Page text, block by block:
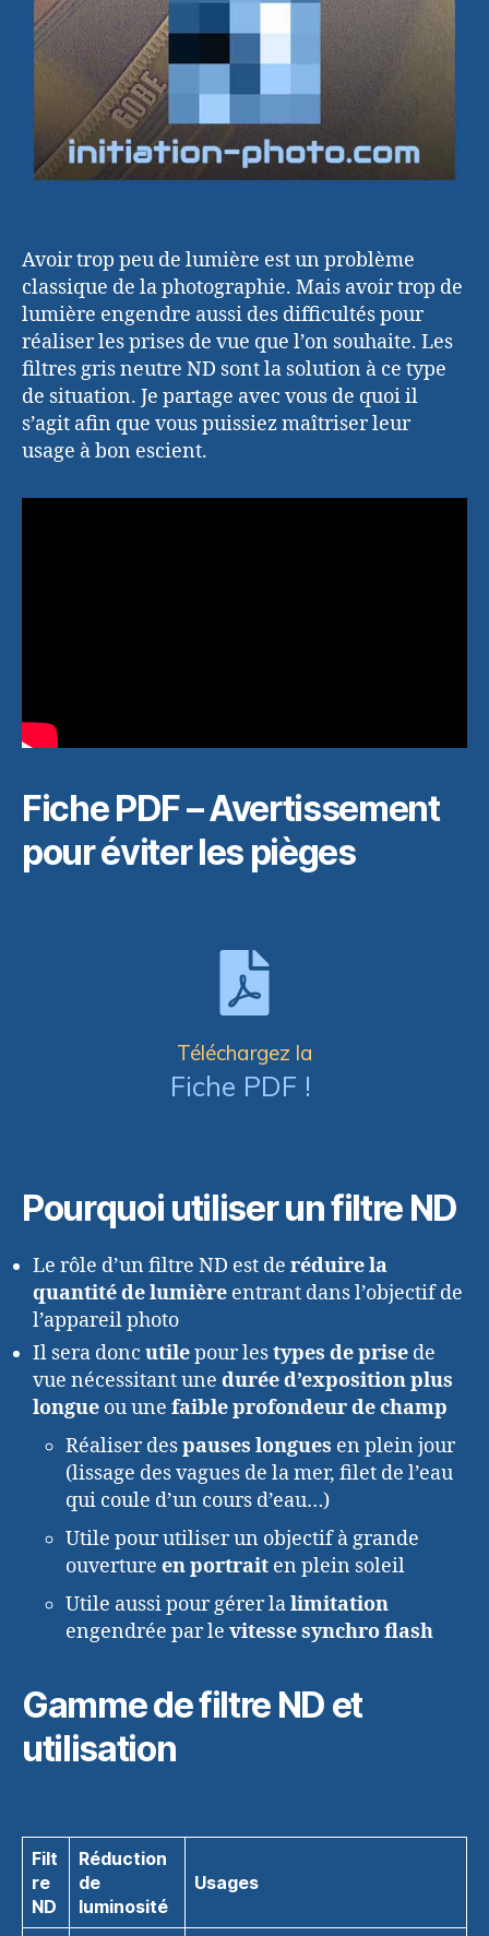
Avoir trop peu de lumière est un problème
classique de la photographie. Mais avoir trop de
lumière engendre aussi des difficultés pour
réaliser les prises de vue que l’on souhaite. Les
filtres gris neutre ND sont la solution à ce type
de situation. Je partage avec vous de quoi il
s’agit afin que vous puissiez maîtriser leur
usage à bon escient.
Fiche PDF – Avertissement
pour éviter les pièges
Téléchargez la
Fiche PDF !
Pourquoi utiliser un filtre ND
Le rôle d’un filtre ND est de réduire la
quantité de lumière entrant dans l’objectif de
l’appareil photo
Il sera donc utilepour lestypes de prise de
vue nécessitant une durée d’exposition plus
longue ou une faible profondeur de champ
Réaliser despauses longues en plein jour
(lissage des vagues de la mer, filet de l’eau
qui coule d’un cours d’eau…)
Utile pour utiliser un objectif à grande
ouverture en portrait en plein soleil
Utile aussi pour gérer lalimitation
engendrée par le vitesse synchro flash
Gamme de filtre ND et
utilisation
Filt
re
ND
Réduction
de
luminosité
Usages